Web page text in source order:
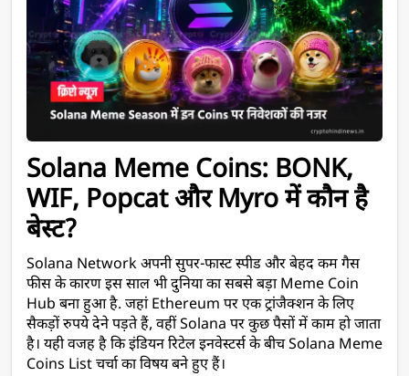
Solana Meme Coins: BONK,
WIF, Popcat और Myro में कौन है
बेस्ट?
Solana Network अपनी सुपर-फास्ट स्पीड और बेहद कम गैस
फीस के कारण इस साल भी दुनिया का सबसे बड़ा Meme Coin
Hub बना हुआ है. जहां Ethereum पर एक ट्रांजैक्शन के लिए
सैकड़ों रुपये देने पड़ते हैं, वहीं Solana पर कुछ पैसों में काम हो जाता
है। यही वजह है कि इंडियन रिटेल इनवेस्टर्स के बीच Solana Meme
Coins List चर्चा का विषय बने हुए हैं।